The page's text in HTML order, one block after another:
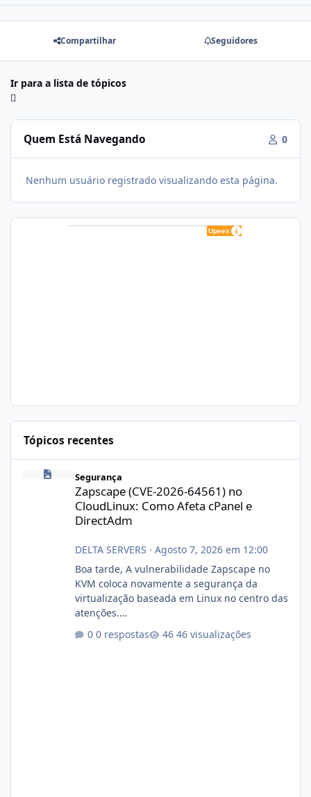
Compartilhar Seguidores
Ir para a lista de tópicos
Quem Está Navegando 0
Nenhum usuário registrado visualizando esta página.
Tópicos recentes
Zapscape (CVE-2026-64561) no CloudLinux: Como Afeta cPanel
Segurança
Zapscape (CVE-2026-64561) no
CloudLinux: Como Afeta cPanel e
DirectAdm
DELTA SERVERS · Agosto 7, 2026 em 12:00
Boa tarde, A vulnerabilidade Zapscape no
KVM coloca novamente a segurança da
virtualização baseada em Linux no centro das
atenções.
https://cloudlinux.statuspage.io/incidents/dlr
xjx23zz5f Criamos uma breve explicação:
0 respostas 46 visualizações